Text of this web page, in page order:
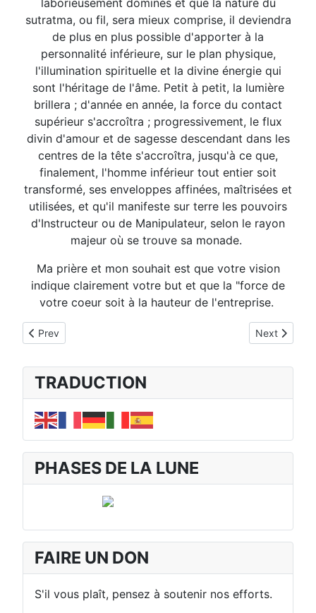
laborieusement dominés et que la nature du
sutratma, ou fil, sera mieux comprise, il deviendra
de plus en plus possible d'apporter à la
personnalité inférieure, sur le plan physique,
l'illumination spirituelle et la divine énergie qui
sont l'héritage de l'âme. Petit à petit, la lumière
brillera ; d'année en année, la force du contact
supérieur s'accroîtra ; progressivement, le flux
divin d'amour et de sagesse descendant dans les
centres de la tête s'accroîtra, jusqu'à ce que,
finalement, l'homme inférieur tout entier soit
transformé, ses enveloppes affinées, maîtrisées et
utilisées, et qu'il manifeste sur terre les pouvoirs
d'Instructeur ou de Manipulateur, selon le rayon
majeur où se trouve sa monade.
Ma prière et mon souhait est que votre vision
indique clairement votre but et que la "force de
votre coeur soit à la hauteur de l'entreprise.
Previous article: MENU DES SEPTS RAYONS ET LA VIE
Prev Next article:
Next
TRADUCTION
PHASES DE LA LUNE
FAIRE UN DON
S'il vous plaît, pensez à soutenir nos efforts.